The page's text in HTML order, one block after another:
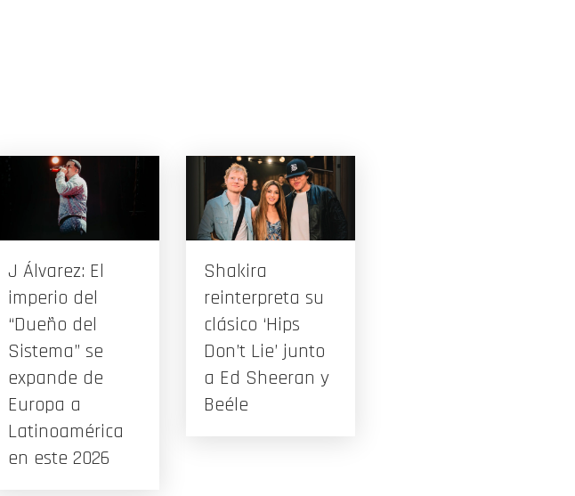
J Álvarez: El
imperio del
“Dueño del
Sistema” se
expande de
Europa a
Latinoamérica
en este 2026
Shakira
reinterpreta su
clásico ‘Hips
Don’t Lie’ junto
a Ed Sheeran y
Beéle